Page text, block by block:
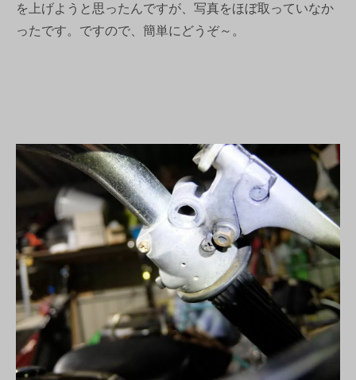
を上げようと思ったんですが、写真をほぼ取っていなか
ったです。ですので、簡単にどうぞ～。